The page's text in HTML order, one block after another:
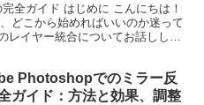
全ガイド はじめに こんにちは！
どこから始めればいいのか迷って
レイヤー統合についてお話ししま
Photoshopでのミラー反
ガイド：方法と効果、調整